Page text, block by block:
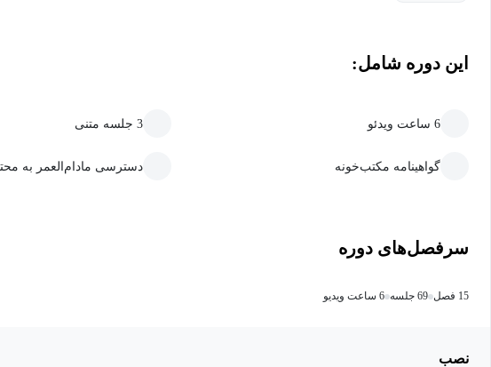
این دوره شامل:
6 ساعت ویدئو 3 جلسه متنی
گواهینامه مکتب‌خونه دسترسی مادام‌العمر به
سرفصل‌های دوره
15 فصل 69 جلسه 6 ساعت ویدیو
نصب